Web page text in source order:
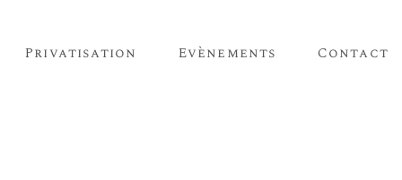
Privatisation Evènements Contact